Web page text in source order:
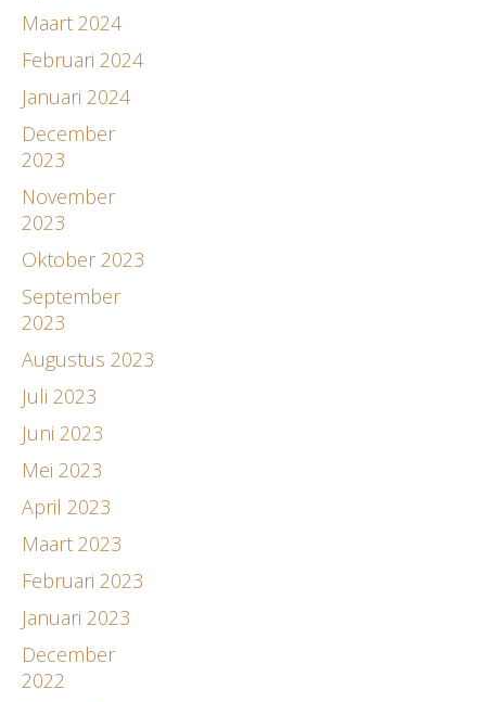
Maart 2024
Februari 2024
Januari 2024
December
2023
November
2023
Oktober 2023
September
2023
Augustus 2023
Juli 2023
Juni 2023
Mei 2023
April 2023
Maart 2023
Februari 2023
Januari 2023
December
2022